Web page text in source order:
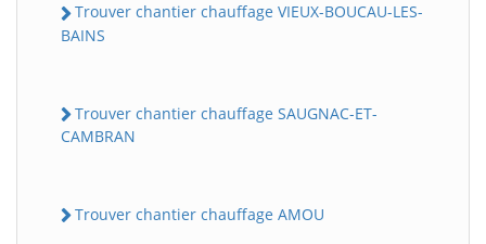
Trouver chantier chauffage VIEUX-BOUCAU-LES-
BAINS
Trouver chantier chauffage SAUGNAC-ET-
CAMBRAN
Trouver chantier chauffage AMOU